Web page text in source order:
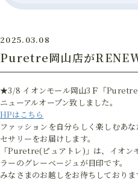
2025.03.08
Puretre岡山店が
★3/8 イオンモール岡山3Ｆ「
ニューアルオープン致しました。
HPはこちら
ファッションを自分らしく楽しむあ
セサリーをお届けします。
「Puretre(ピュアトレ)」は、イオン
ラーのグレーベージュが目印です。
みなさまのお越しをお待ちしておりま